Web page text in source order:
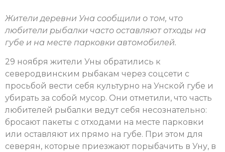
Жители деревни Уна сообщили о том, что
любители рыбалки часто оставляют отходы на
губе и на месте парковки автомобилей.
29 ноября жители Уны обратились к
северодвинским рыбакам через соцсети с
просьбой вести себя культурно на Унской губе и
убирать за собой мусор. Они отметили, что часть
любителей рыбалки ведут себя несознательно:
бросают пакеты с отходами на месте парковки
или оставляют их прямо на губе. При этом для
северян, которые приезжают порыбачить в Уну, в